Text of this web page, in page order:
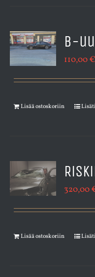
B-
110,00€
Lisää ostoskoriin
320,00
Lisää ostoskoriin